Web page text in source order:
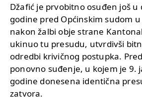
Džafić je prvobitno osuđen još u
godine pred Općinskim sudom
nakon žalbi obje strane
ukinuo tu presudu, utvrdivši
odredbi krivičnog postupka.
ponovno suđenje, u kojem je 9.
godine donesena identična
zatvora.